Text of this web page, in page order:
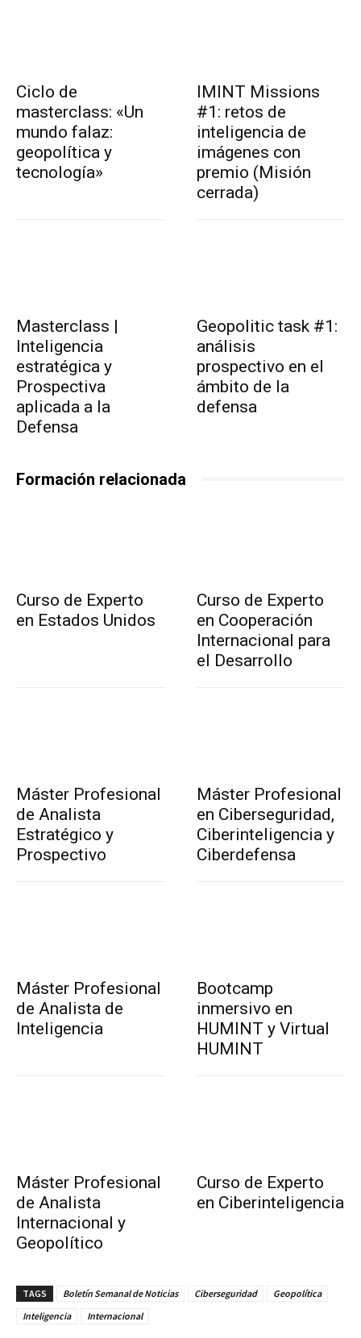
Ciclo de
masterclass: «Un
mundo falaz:
geopolítica y
tecnología»
IMINT Missions
#1: retos de
inteligencia de
imágenes con
premio (Misión
cerrada)
Masterclass |
Inteligencia
estratégica y
Prospectiva
aplicada a la
Defensa
Geopolitic task #1:
análisis
prospectivo en el
ámbito de la
defensa
Formación relacionada
Curso de Experto
en Estados Unidos
Curso de Experto
en Cooperación
Internacional para
el Desarrollo
Máster Profesional
de Analista
Estratégico y
Prospectivo
Máster Profesional
en Ciberseguridad,
Ciberinteligencia y
Ciberdefensa
Máster Profesional
de Analista de
Inteligencia
Bootcamp
inmersivo en
HUMINT y Virtual
HUMINT
Máster Profesional
de Analista
Internacional y
Geopolítico
Curso de Experto
en Ciberinteligencia
TAGS Boletín Semanal de Noticias Ciberseguridad
Geopolítica
Inteligencia
Internacional